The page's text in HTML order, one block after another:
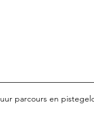
parcours en